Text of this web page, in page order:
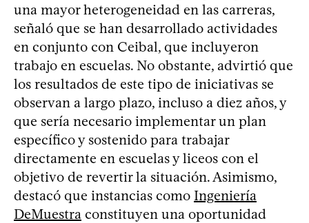
una mayor heterogeneidad en las carreras,
señaló que se han desarrollado actividades
en conjunto con Ceibal, que incluyeron
trabajo en escuelas. No obstante, advirtió que
los resultados de este tipo de iniciativas se
observan a largo plazo, incluso a diez años, y
que sería necesario implementar un plan
específico y sostenido para trabajar
directamente en escuelas y liceos con el
objetivo de revertir la situación. Asimismo,
destacó que instancias como Ingeniería
DeMuestra constituyen una oportunidad